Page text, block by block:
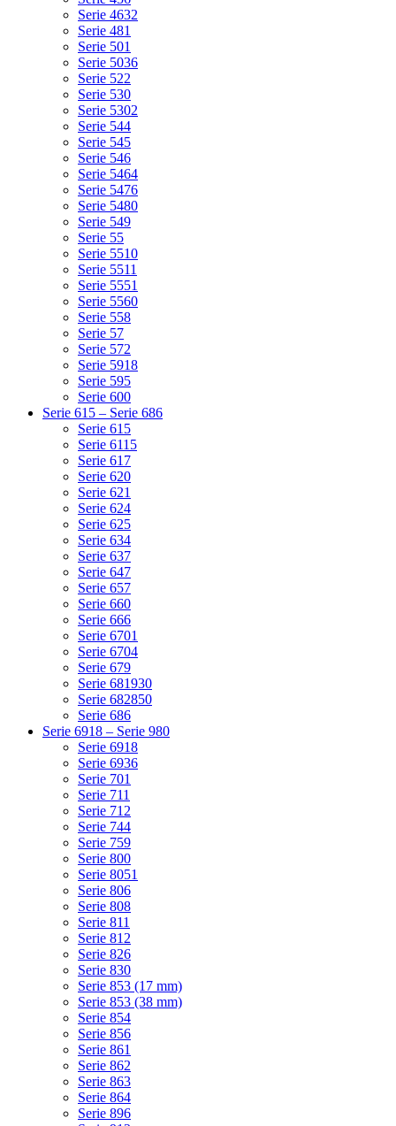
Serie 4632
Serie 481
Serie 501
Serie 5036
Serie 522
Serie 530
Serie 5302
Serie 544
Serie 545
Serie 546
Serie 5464
Serie 5476
Serie 5480
Serie 549
Serie 55
Serie 5510
Serie 5511
Serie 5551
Serie 5560
Serie 558
Serie 57
Serie 572
Serie 5918
Serie 595
Serie 600
Serie 615 – Serie 686
Serie 615
Serie 6115
Serie 617
Serie 620
Serie 621
Serie 624
Serie 625
Serie 634
Serie 637
Serie 647
Serie 657
Serie 660
Serie 666
Serie 6701
Serie 6704
Serie 679
Serie 681930
Serie 682850
Serie 686
Serie 6918 – Serie 980
Serie 6918
Serie 6936
Serie 701
Serie 711
Serie 712
Serie 744
Serie 759
Serie 800
Serie 8051
Serie 806
Serie 808
Serie 811
Serie 812
Serie 826
Serie 830
Serie 853 (17 mm)
Serie 853 (38 mm)
Serie 854
Serie 856
Serie 861
Serie 862
Serie 863
Serie 864
Serie 896